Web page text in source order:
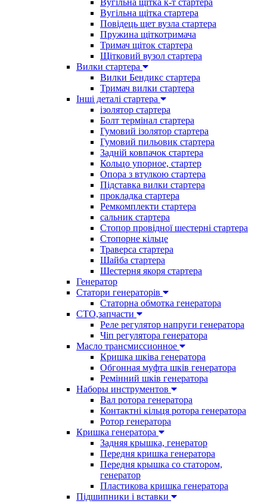
Вугільна щітка к-т стартера
Вугільна щітка стартера
Повідець щет вузла стартера
Пружина щіткотримача
Тримач щіток стартера
Щітковий вузол стартера
Вилки стартера
Вилки Бендикс стартера
Тримач вилки стартера
Інші деталі стартера
ізолятор стартера
Болт термінал стартера
Гумовий ізолятор стартера
Гумовий пильовик стартера
Задній ковпачок стартера
Кольцо упорное, стартер
Опора з втулкою стартера
Підставка вилки стартера
прокладка стартера
Ремкомплекти стартера
сальник стартера
Стопор провідної шестерні стартера
Стопорне кільце
Траверса стартера
Шайба стартера
Шестерня якоря стартера
Генератор
Cтатори генераторів
Статорна обмотка генератора
СТО,запчасти
Реле регулятор напруги генератора
Чіп регулятора генератора
Масло трансмиссионное
Кришка шківа генератора
Обгонная муфта шків генератора
Ремінний шків генератора
Наборы инструментов
Вал ротора генератора
Контактні кільця ротора генератора
Ротор генератора
Кришка генератора
Задняя крышка, генератор
Передня кришка генератора
Передня крышка со статором,
генератор
Пластикова кришка генератора
Підшипники і вставки